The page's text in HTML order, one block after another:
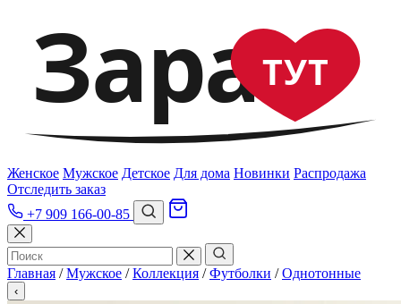
ЗараТУТ
Женское Мужское Детское Для дома Новинки Распродажа
Отследить заказ
+7 909 166-00-85
Главная / Мужское / Коллекция / Футболки / Однотонные
‹